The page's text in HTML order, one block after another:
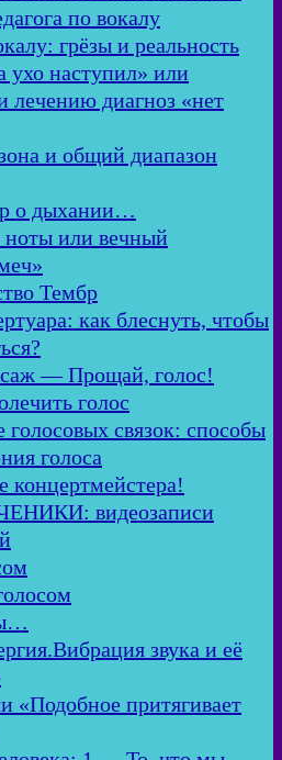
по вокалу
грёзы и реальность
ухо наступил» или
лечению диагноз «нет
и общий диапазон
о дыхании…
ноты или вечный
Тембр
как блеснуть, чтобы
— Прощай, голос!
голос
связок: способы
голоса
концертмейстера!
видеозаписи
звука и её
«Подобное притягивает